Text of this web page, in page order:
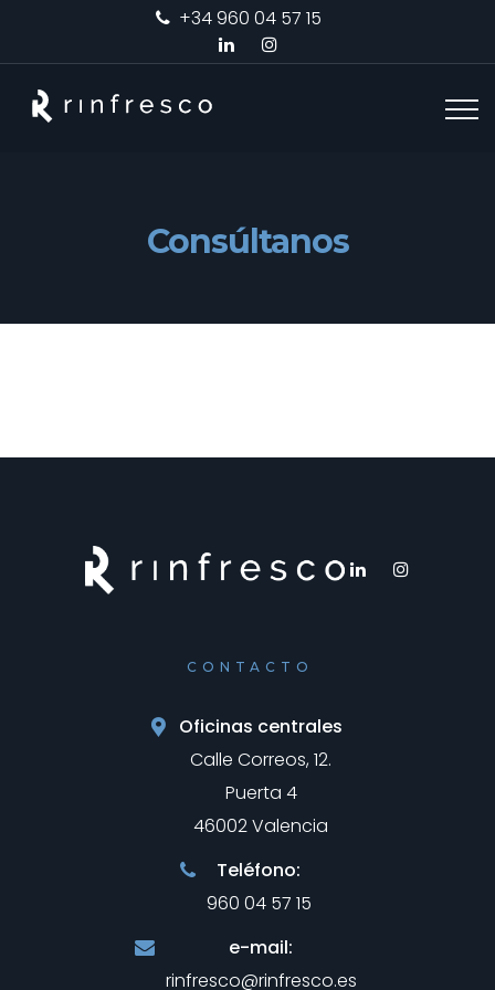
+34 960 04 57 15
Consúltanos
CONTACTO
Oficinas centrales
Calle Correos, 12.
Puerta 4
46002 Valencia
Teléfono:
960 04 57 15
e-mail:
rinfresco@rinfresco.es